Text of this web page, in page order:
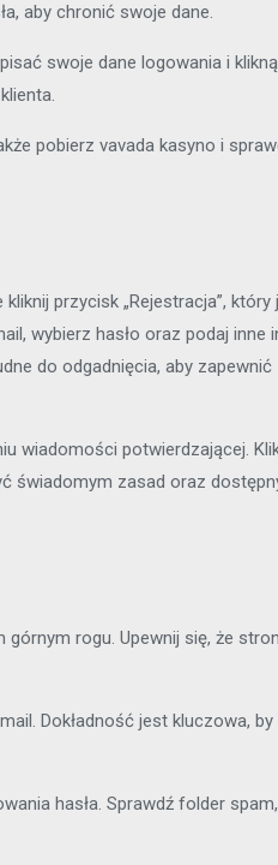
aby chronić swoje dane.
swoje dane logowania i
pobierz vavada kasyno i
przycisk „Rejestracja”, który
wybierz hasło oraz podaj inne
do odgadnięcia, aby zapewnić
wiadomości potwierdzającej.
świadomym zasad oraz
rogu. Upewnij się, że
Dokładność jest kluczowa, by
hasła. Sprawdź folder